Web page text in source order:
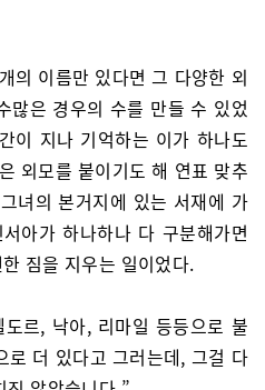
의 이름만 있다면 그 다양한 외
많은 경우의 수를 만들 수 있었
이 지나 기억하는 이가 하나도
외모를 붙이기도 해 연표 맞추
녀의 본거지에 있는 서재에 가
아가 하나하나 다 구분해가면
짐을 지우는 일이었다.
르, 낙아, 리마일 등등으로 불
로 더 있다고 그러는데, 그걸 다